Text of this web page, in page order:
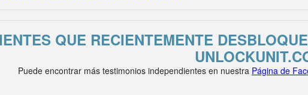
QUE RECIENTEMENTE
Puede encontrar más testimonios independientes en nuestra Página de